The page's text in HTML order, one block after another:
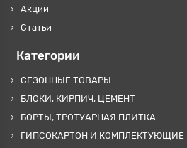
Акции
Статьи
Категории
СЕЗОННЫЕ ТОВАРЫ
БЛОКИ, КИРПИЧ, ЦЕМЕНТ
БОРТЫ, ТРОТУАРНАЯ ПЛИТКА
ГИПСОКАРТОН И КОМПЛЕКТУЮЩИЕ